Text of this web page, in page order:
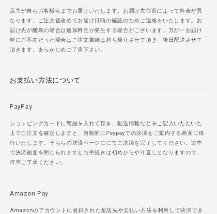
店主が自らお客様宅までお届けいたします。お届け先住所によって料金が異
なります。ご注文後改めてお届け日時の確認のためご連絡をいたします。お
届け先が離島の場合は追加料金が発生する場合がございます。万が一お届け
時にご不在だった場合はご注文書籍は持ち帰りさせて頂き、後日配送させて
頂きます。あらかじめご了承下さい。
お支払い方法について
PayPay
ショッピングカードに商品を入れて頂き、配送情報などをご記入いただいた
上でご注文を確定しますと、自動的にPaypayでの決済をご案内する画面に移
行いたします。そちらの決済ページににてご決済を完了してください。途中
で決済画面を閉じられますとお手続きは初めからやり直しとなりますので、
何卒ご了承ください。
Amazon Pay
Amazonのアカウントに登録された配送先や支払い方法を利用して決済でき